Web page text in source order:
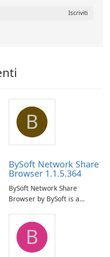
B
BySoft Network Share
Browser 1.1.5.364
BySoft Network Share
Browser by BySoft is a
application that allows users
to easily browse and manage
shared folders on their
network.
B